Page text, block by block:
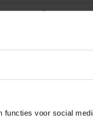
voor social